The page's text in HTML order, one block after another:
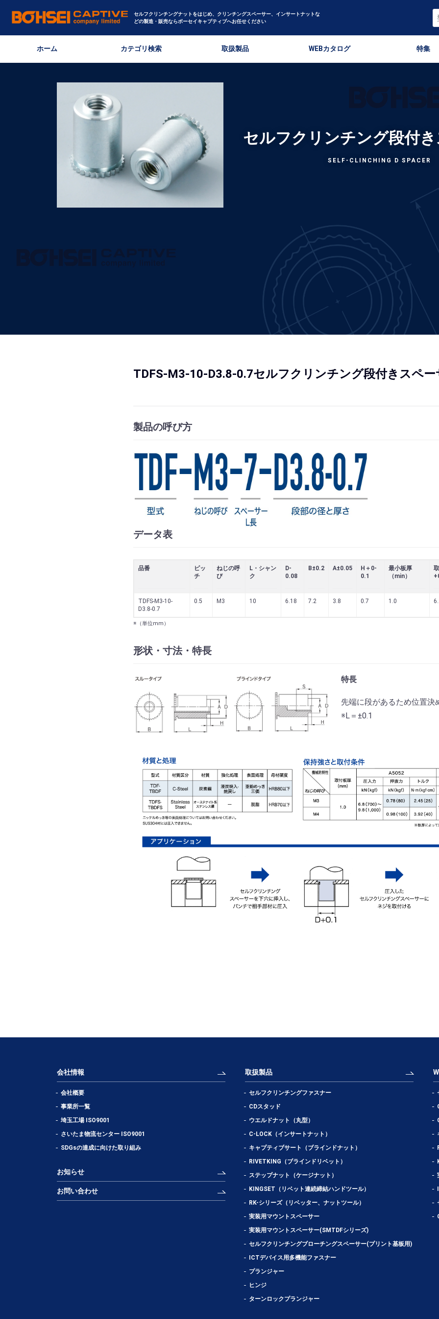
セルフクリンチングナットをはじめ、クリンチングスペーサー、インサートナットな
どの製造・販売ならボーセイキャプティブへお任せください
ホーム カテゴリ検索 取扱製品 WEBカタログ 特集
セルフクリンチング段付
SELF-CLINCHING D SPACER
TDFS-M3-10-D3.8-0.7セルフクリンチング段付きスペー
製品の呼び方
データ表
品番
ピッ
チ
ねじの呼
び
L・シャン
ク
D-
0.08
B±0.2 A±0.05
H＋0-
0.1
最小板厚
（min）
TDFS-M3-10-
D3.8-0.7
0.5 M3 10 6.18 7.2 3.8 0.7 1.0
※（単位mm）
形状・寸法・特長
特長
先端に段があるため位置決
※L＝±0.1
会社情報
会社概要
事業所一覧
埼玉工場 ISO9001
さいたま物流センター ISO9001
SDGsの達成に向けた取り組み
お知らせ
お問い合わせ
取扱製品
セルフクリンチングファスナー
CDスタッド
ウエルドナット（丸型）
C-LOCK（インサートナット）
キャプティブサート（ブラインドナット）
RIVETKING（ブラインドリベット）
ステップナット（ケージナット）
KINGSET（リベット連続締結ハンドツール）
RK-シリーズ（リベッター、ナットツール）
実装用マウントスペーサー
実装用マウントスペーサー(SMTDFシリーズ)
セルフクリンチングブローチングスペーサー(プリント基板用)
ICTデバイス用多機能ファスナー
プランジャー
ヒンジ
ターンロックプランジャー